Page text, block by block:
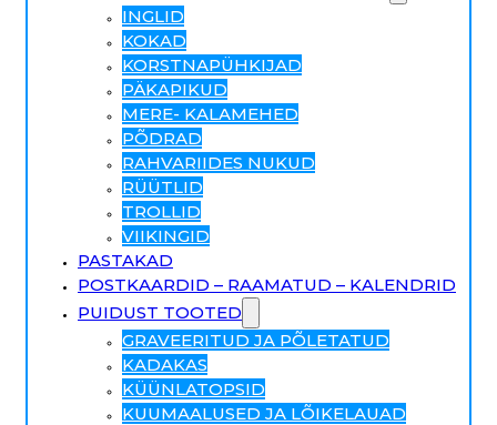
INGLID
KOKAD
KORSTNAPÜHKIJAD
PÄKAPIKUD
MERE- KALAMEHED
PÕDRAD
RAHVARIIDES NUKUD
RÜÜTLID
TROLLID
VIIKINGID
PASTAKAD
POSTKAARDID – RAAMATUD – KALENDRID
PUIDUST TOOTED
GRAVEERITUD JA PÕLETATUD
KADAKAS
KÜÜNLATOPSID
KUUMAALUSED JA LÕIKELAUAD